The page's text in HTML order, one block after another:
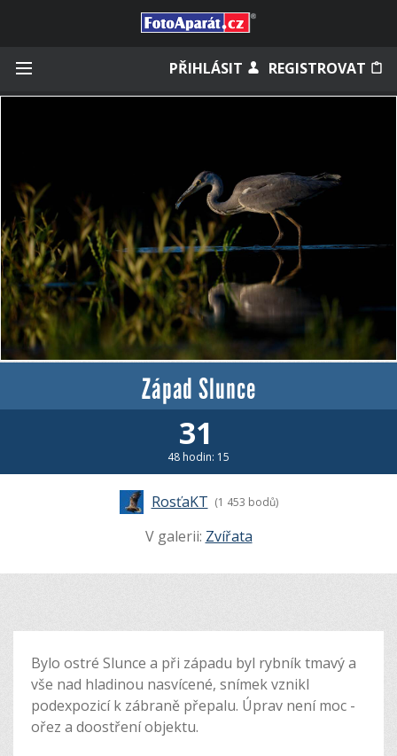
PŘIHLÁSIT REGISTROVAT
Zapomněli jste heslo?
Měli jste účet na starém webu?
Západ Slunce
31
48 hodin: 15
RosťaKT (1 453 bodů)
V galerii: Zvířata
Bylo ostré Slunce a při západu byl rybník tmavý a
vše nad hladinou nasvícené, snímek vznikl
podexpozicí k zábraně přepalu. Úprav není moc -
ořez a doostření objektu.